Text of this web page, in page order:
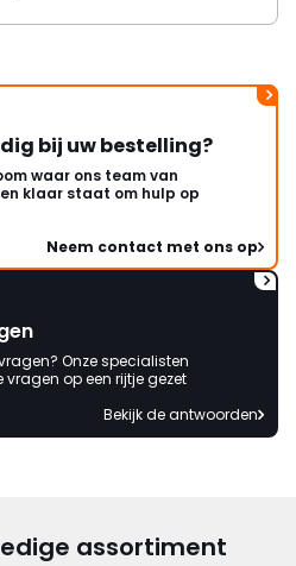
bij uw bestelling?
waar ons team van
klaar staat om hulp op
Neem contact met ons op
Onze specialisten
op een rijtje gezet
Bekijk de antwoorden
assortiment